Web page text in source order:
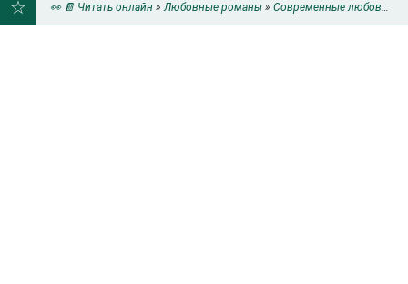
👀 📔 Читать онлайн »Любовные романы » Современные любовные романы